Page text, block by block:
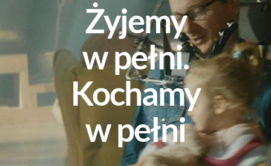
Żyjemy
w pełni.
Kochamy
w pełni